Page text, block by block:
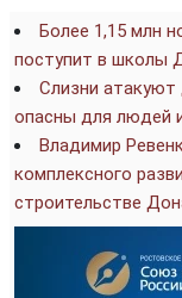
Более 1,15 млн
поступит в школы
Слизни атакуют
опасны для людей
Владимир
комплексного
строительстве